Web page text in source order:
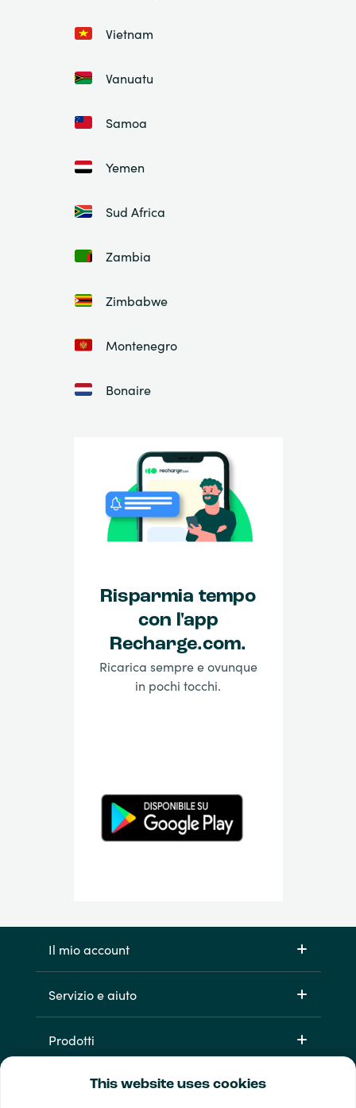
This website uses cookies
Vietnam
Vanuatu
Samoa
Yemen
Sud Africa
Zambia
Zimbabwe
Montenegro
Bonaire
Risparmia tempo
con l'app
Recharge.com.
Ricarica sempre e ovunque
in pochi tocchi.
Il mio account
Servizio e aiuto
Prodotti